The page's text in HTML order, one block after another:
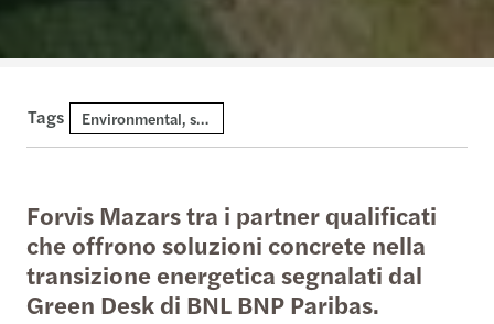
Tags Environmental, social and governance
Forvis Mazars tra i partner qualificati
che offrono soluzioni concrete nella
transizione energetica segnalati dal
Green Desk di BNL BNP Paribas.